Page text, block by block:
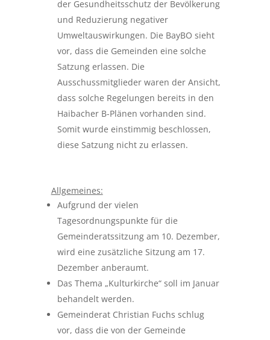
der Gesundheitsschutz der Bevölkerung
und Reduzierung negativer
Umweltauswirkungen. Die BayBO sieht
vor, dass die Gemeinden eine solche
Satzung erlassen. Die
Ausschussmitglieder waren der Ansicht,
dass solche Regelungen bereits in den
Haibacher B-Plänen vorhanden sind.
Somit wurde einstimmig beschlossen,
diese Satzung nicht zu erlassen.
Allgemeines:
Aufgrund der vielen
Tagesordnungspunkte für die
Gemeinderatssitzung am 10. Dezember,
wird eine zusätzliche Sitzung am 17.
Dezember anberaumt.
Das Thema „Kulturkirche“ soll im Januar
behandelt werden.
Gemeinderat Christian Fuchs schlug
vor, dass die von der Gemeinde